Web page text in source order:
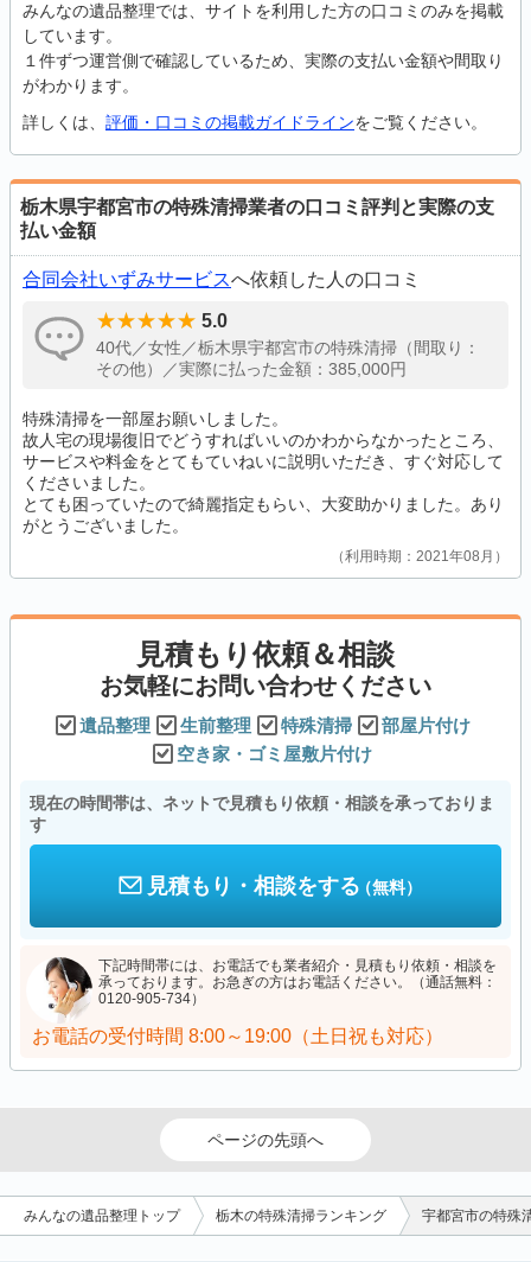
みんなの遺品整理では、サイトを利用した方の口コミのみを掲載
しています。
１件ずつ運営側で確認しているため、実際の支払い金額や間取り
がわかります。
詳しくは、 評価・口コミの掲載ガイドラインをご覧ください。
栃木県宇都宮市の特殊清掃業者の口コミ評判と実際の支
払い金額
合同会社いずみサービスへ依頼した人の口コミ
5.0
40代／女性／栃木県宇都宮市の特殊清掃（間取り：
その他）／実際に払った金額：385,000円
特殊清掃を一部屋お願いしました。
故人宅の現場復旧でどうすればいいのかわからなかったところ、
サービスや料金をとてもていねいに説明いただき、すぐ対応して
くださいました。
とても困っていたので綺麗指定もらい、大変助かりました。あり
がとうございました。
利用時期：2021年08月
見積もり依頼＆相談
お気軽にお問い合わせください
遺品整理 生前整理 特殊清掃
部屋片付け
空き家・ゴミ屋敷片付け
現在の時間帯は、ネットで見積もり依頼・相談を承っておりま
す
見積もり・相談をする（無料）
下記時間帯には、お電話でも業者紹介・見積もり依頼・相談を
承っております。お急ぎの方はお電話ください。（通話無料：
0120-905-734）
お電話の受付時間 8:00～19:00（土日祝も対応）
ページの先頭へ
みんなの遺品整理トップ 栃木の特殊清掃ランキング 宇都宮市の特殊